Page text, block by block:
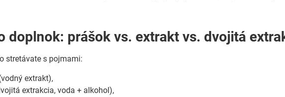
doplnok: prášok vs. extrakt vs. dvojitá
stretávate s pojmami:
extrakt),
extrakcia, voda + alkohol),